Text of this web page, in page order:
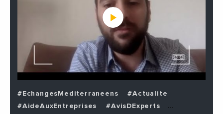
#EchangesMediterraneens
#Actualite
#AideAuxEntreprises
#AvisDExperts